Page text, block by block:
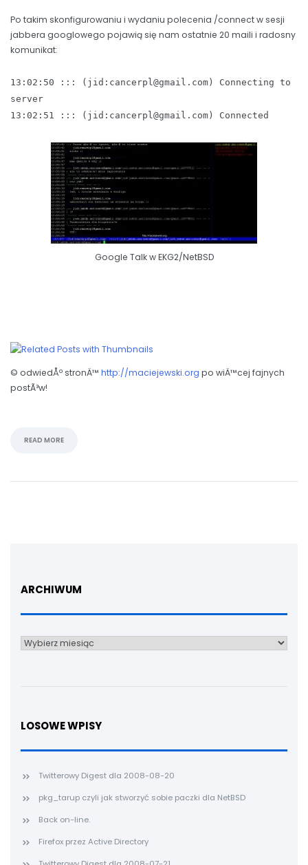
Po takim skonfigurowaniu i wydaniu polecenia /connect w sesji
jabbera googlowego pojawią się nam ostatnie 20 maili i radosny
komunikat:
13:02:50 ::: (jid:cancerpl@gmail.com) Connecting to
server
13:02:51 ::: (jid:cancerpl@gmail.com) Connected
Google Talk w EKG2/NetBSD
© odwiedÅº stronÄ™ http://maciejewski.org po wiÄ™cej fajnych
postÃ³w!
READ MORE
ARCHIWUM
Archiwum
LOSOWE WPISY
Twitterowy Digest dla 2008-08-20
pkg_tarup czyli jak stworzyć sobie paczki dla NetBSD
Back on-line.
Firefox przez Active Directory